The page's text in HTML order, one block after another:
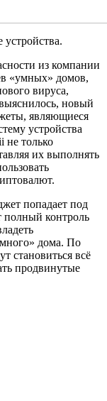
из компании
«умных» домов,
вируса,
новый
являющиеся
устройства
не только
их выполнять
попадает под
контроль
дома. По
становиться всё
продвинутые